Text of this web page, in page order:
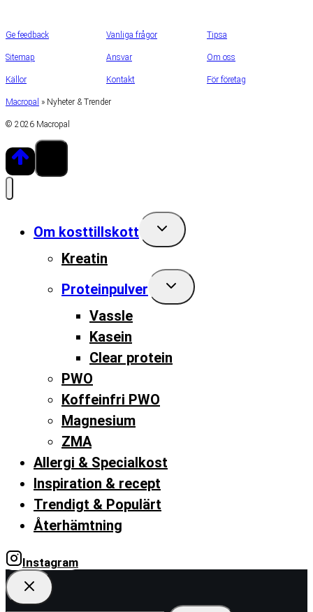
Ge feedback
Sitemap
Källor
Vanliga frågor
Ansvar
Kontakt
Tipsa
Om oss
För företag
Macropal » Nyheter & Trender
© 2026 Macropal
Om kosttillskott
Toggle
child
menu
Kreatin
Proteinpulver
Toggle
child
menu
Vassle
Kasein
Clear protein
PWO
Koffeinfri PWO
Magnesium
ZMA
Allergi & Specialkost
Inspiration & recept
Trendigt & Populärt
Återhämtning
Instagram